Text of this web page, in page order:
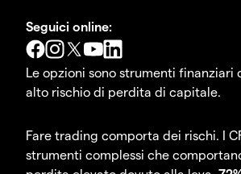
Seguici online:
Le opzioni sono strumenti finanziari
alto rischio di perdita di capitale.
Fare trading comporta dei rischi. I
strumenti complessi che